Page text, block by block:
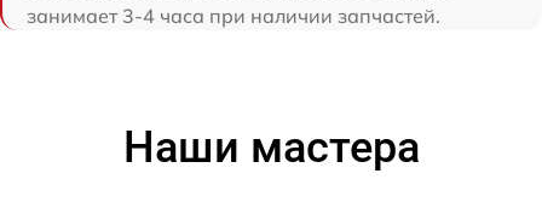
занимает 3-4 часа при наличии запчастей.
Наши мастера